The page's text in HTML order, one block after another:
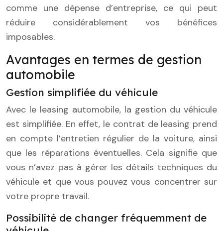
comme une dépense d’entreprise, ce qui peut
réduire considérablement vos bénéfices
imposables.
Avantages en termes de gestion
automobile
Gestion simplifiée du véhicule
Avec le leasing automobile, la gestion du véhicule
est simplifiée. En effet, le contrat de leasing prend
en compte l’entretien régulier de la voiture, ainsi
que les réparations éventuelles. Cela signifie que
vous n’avez pas à gérer les détails techniques du
véhicule et que vous pouvez vous concentrer sur
votre propre travail.
Possibilité de changer fréquemment de